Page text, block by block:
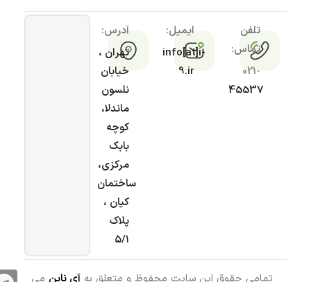
تلفن
تماس:
021-
45537
ایمیل:
info[at]i-
9.ir
آدرس:
تهران ،
خیابان
نلسون
ماندلا،
کوچه
بابک
مرکزی،
ساختمان
کیان ،
پلاک
۵/۱
تمامی حقوق این سایت محفوظ و متعلق به آی ناین می